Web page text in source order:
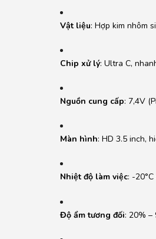
Vật liệu: Hợp kim nhôm
Chip xử lý: Ultra C,
Nguồn cung cấp: 7,4V
Màn hình: HD 3.5 inch,
Nhiệt độ làm việc: -20°C
Độ ẩm tương đối: 20% –